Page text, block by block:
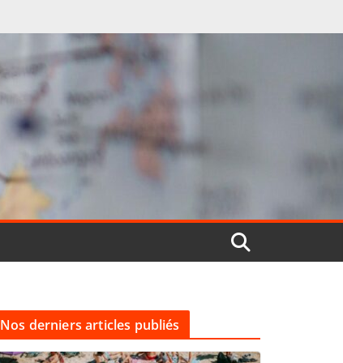
Nos derniers articles publiés